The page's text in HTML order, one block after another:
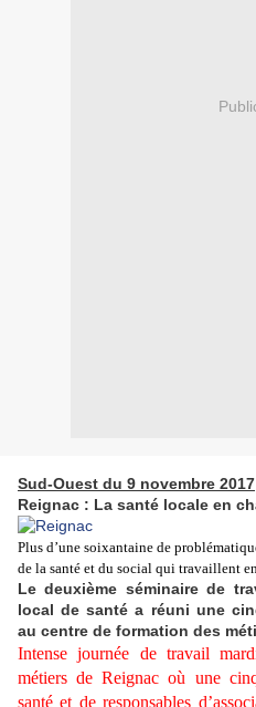
Sud-Ouest du 9 novembre 2017
Reignac : La santé locale en
Plus d’une soixantaine de
de la santé et du social qui travaillent
Le deuxième séminaire de
local de santé a réuni une
au centre de formation des
Intense journée de travail
métiers de Reignac où une
santé et de responsables